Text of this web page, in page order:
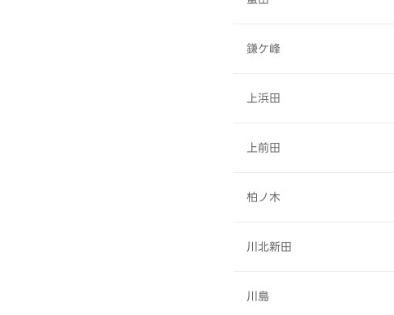
鎌ケ峰
上浜田
上前田
柏ノ木
川北新田
川島